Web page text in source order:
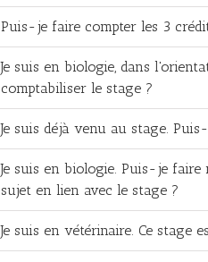
Puis-je faire compter les 3
Je suis en biologie, dans
comptabiliser le stage ?
Je suis déjà venu au stage.
Je suis en biologie. Puis-je
sujet en lien avec le stage ?
Je suis en vétérinaire. Ce stage